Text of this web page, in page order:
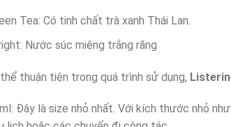
Tea: Có tinh chất trà xanh Thái Lan.
Nước súc miệng trắng răng
thuận tiện trong quá trình sử dụng,
Đây là size nhỏ nhất. Với kích thước nhỏ